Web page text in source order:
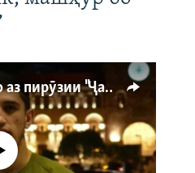
Ҳаводории арманиҳо аз пирӯзии "Ҷаллод"-и тоҷик
намекунад